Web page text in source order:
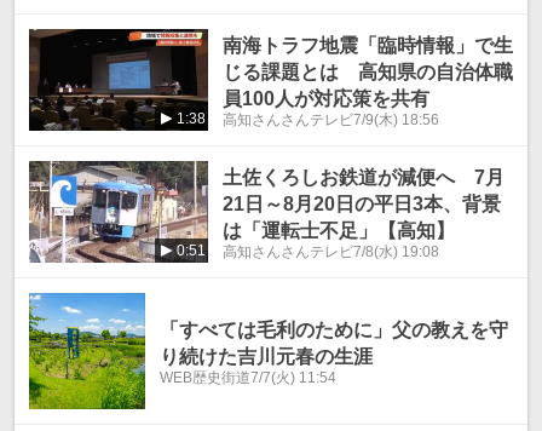
1:38
南海トラフ地震「臨時情報」で生
じる課題とは 高知県の自治体職
員100人が対応策を共有
高知さんさんテレビ7/9(木) 18:56
0:51
土佐くろしお鉄道が減便へ 7月
21日～8月20日の平日3本、背景
は「運転士不足」【高知】
高知さんさんテレビ7/8(水) 19:08
「すべては毛利のために」父の教えを守
り続けた吉川元春の生涯
WEB歴史街道7/7(火) 11:54